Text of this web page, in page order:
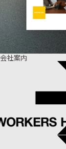
会社案内